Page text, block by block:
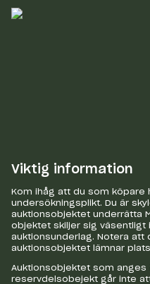
Viktig information
Kom ihåg att du som köpare
undersökningsplikt. Du är
auktionsobjektet underrätta
objektet skiljer sig väsentligt
auktionsunderlag. Notera att
auktionsobjektet lämnar
Auktionsobjektet som
reservdelsobejekt går inte